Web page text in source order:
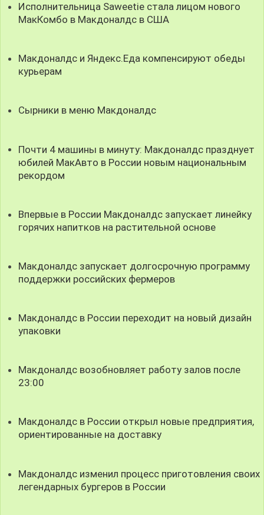
Исполнительница Saweetie стала лицом нового
МакКомбо в Макдоналдс в США
Макдоналдс и Яндекс.Еда компенсируют обеды
курьерам
Сырники в меню Макдоналдс
Почти 4 машины в минуту: Макдоналдс празднует
юбилей МакАвто в России новым национальным
рекордом
Впервые в России Макдоналдс запускает линейку
горячих напитков на растительной основе
Макдоналдс запускает долгосрочную программу
поддержки российских фермеров
Макдоналдс в России переходит на новый дизайн
упаковки
Макдоналдс возобновляет работу залов после
23:00
Макдоналдс в России открыл новые предприятия,
ориентированные на доставку
Макдоналдс изменил процесс приготовления своих
легендарных бургеров в России